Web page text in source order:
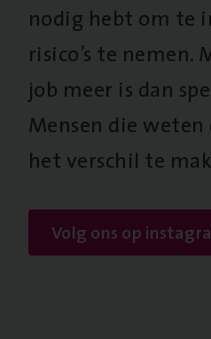
nodig hebt om te
risico’s te nemen.
job meer is dan
Mensen die
het verschil te
Volg ons op